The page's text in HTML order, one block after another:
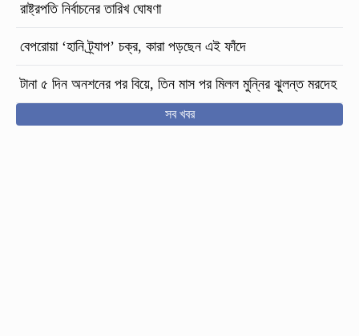
রাষ্ট্রপতি নির্বাচনের তারিখ ঘোষণা
বেপরোয়া ‘হানি ট্র্যাপ’ চক্র, কারা পড়ছেন এই ফাঁদে
টানা ৫ দিন অনশনের পর বিয়ে, তিন মাস পর মিলল মুন্নির ঝুলন্ত মরদেহ
সব খবর